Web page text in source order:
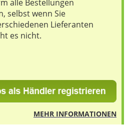
alle Bestellungen
selbst wenn Sie
Lieferanten
es nicht.
MEHR INFORMATIONEN